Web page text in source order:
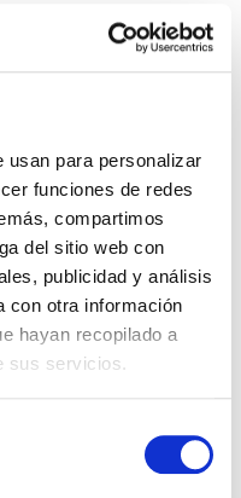
usan para personalizar
funciones de redes
compartimos
del sitio web con
publicidad y análisis
con otra información
hayan recopilado a
sus servicios.
el 15 de
representantes
han
una hoja
de las
el sector.
durante los días 26 y 27 de
la ITF decidió por tercer año
entre los días 15 y 21 de
la privatización y la